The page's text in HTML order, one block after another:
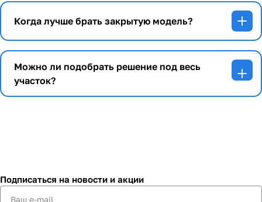
Когда лучше брать закрытую модель?
Можно ли подобрать решение под весь
участок?
Подписаться на новости и акции